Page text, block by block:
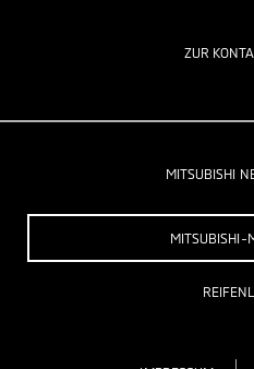
ZUR
MITSUBISHI
MITSUBISHI-